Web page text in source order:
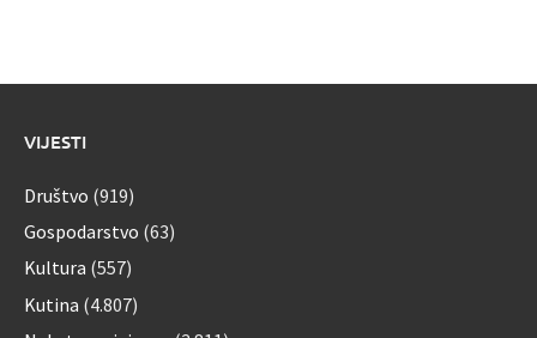
VIJESTI
Društvo (919)
Gospodarstvo (63)
Kultura (557)
Kutina (4.807)